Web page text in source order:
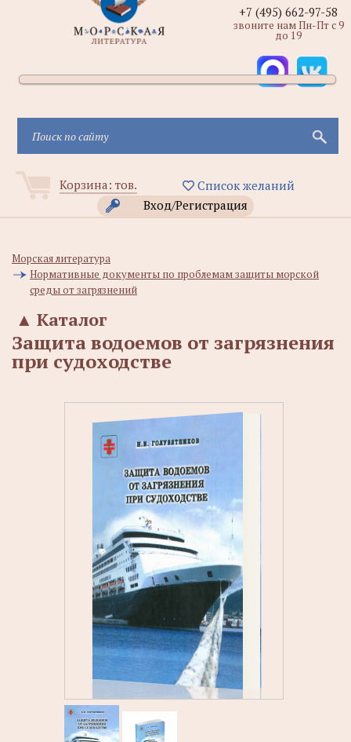
Корзина: тов.
Список желаний
Вход/Регистрация
+7 (495) 662-97-58
звоните нам Пн-Пт с 9
до 19
Морская литература
Нормативные документы по проблемам защиты морской
среды от загрязнений
Каталог
▲
Защита водоемов от загрязнения
при судоходстве